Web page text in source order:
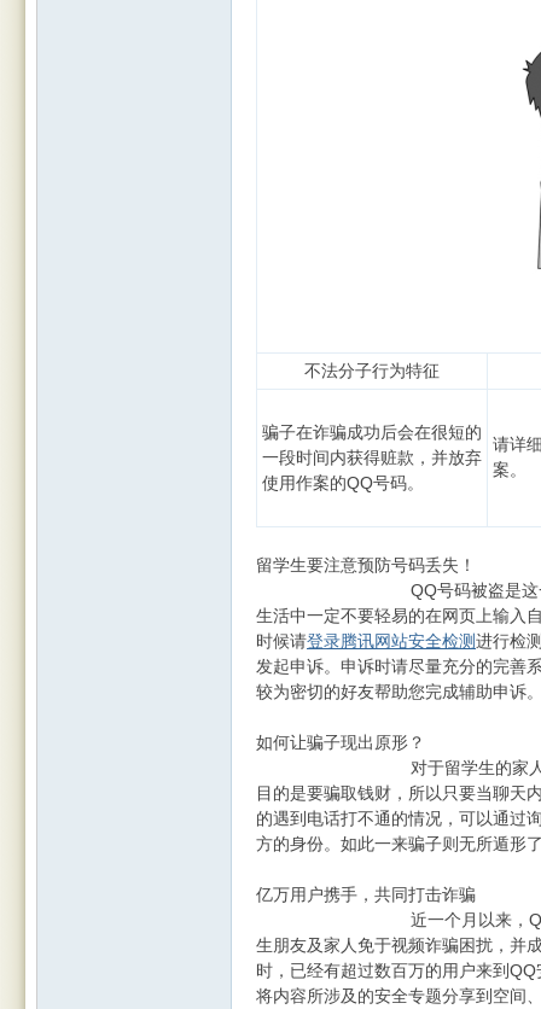
不法分子行为特征
骗子在诈骗成功后会在很短的
一段时间内获得赃款，并放弃
使用作案的QQ号码。
请详
案。
留学生要注意预防号码丢失！
QQ号码被盗是这一类诈骗
生活中一定不要轻易的在网页上输入
时候请登录腾讯网站安全检测进行检
发起申诉。申诉时请尽量充分的完善
较为密切的好友帮助您完成辅助申诉
如何让骗子现出原形？
对于留学生的家人和朋友来
目的是要骗取钱财，所以只要当聊天
的遇到电话打不通的情况，可以通过
方的身份。如此一来骗子则无所遁形
亿万用户携手，共同打击诈骗
近一个月以来，QQ安全中
生朋友及家人免于视频诈骗困扰，并
时，已经有超过数百万的用户来到
将内容所涉及的安全专题分享到空间